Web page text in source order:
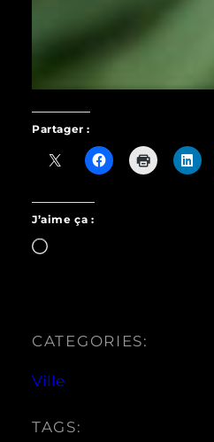
Partager :
J’aime ça :
Chargement…
CATEGORIES:
Ville
TAGS: